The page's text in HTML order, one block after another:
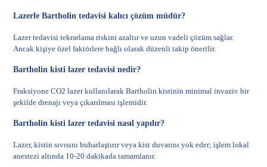
Lazerle Bartholin tedavisi kalıcı çözüm müdür?
Lazer tedavisi tekrarlama riskini azaltır ve uzun vadeli çözüm sağlar.
Ancak kişiye özel faktörlere bağlı olarak düzenli takip önerilir.
Bartholin kisti lazer tedavisi nedir?
Fraksiyone CO2 lazer kullanılarak Bartholin kistinin minimal invaziv bir
şekilde drenajı veya çıkarılması işlemidir.
Bartholin kisti lazer tedavisi nasıl yapılır?
Lazer, kistin sıvısını buharlaştırır veya kist duvarını yok eder; işlem lokal
anestezi altında 10-20 dakikada tamamlanır.